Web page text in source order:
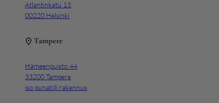
Atlantinkatu 13,
00220 Helsinki
Tampere
Hämeenpuisto 44
33200 Tampere
iso punatiili rakennus